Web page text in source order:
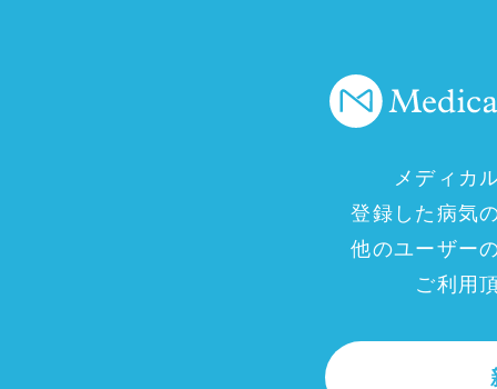
メディカ
登録した病気
他のユーザー
ご利用